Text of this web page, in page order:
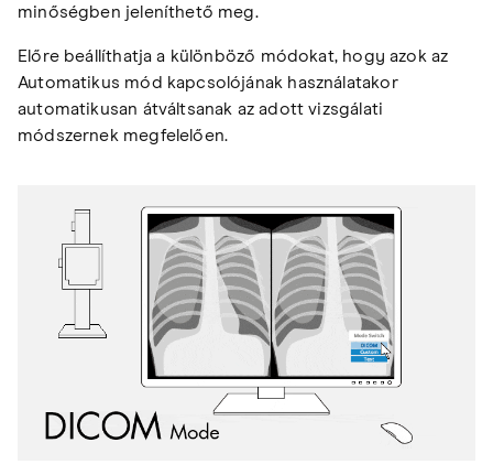
minőségben jeleníthető meg.
Előre beállíthatja a különböző módokat, hogy azok az
Automatikus mód kapcsolójának használatakor
automatikusan átváltsanak az adott vizsgálati
módszernek megfelelően.